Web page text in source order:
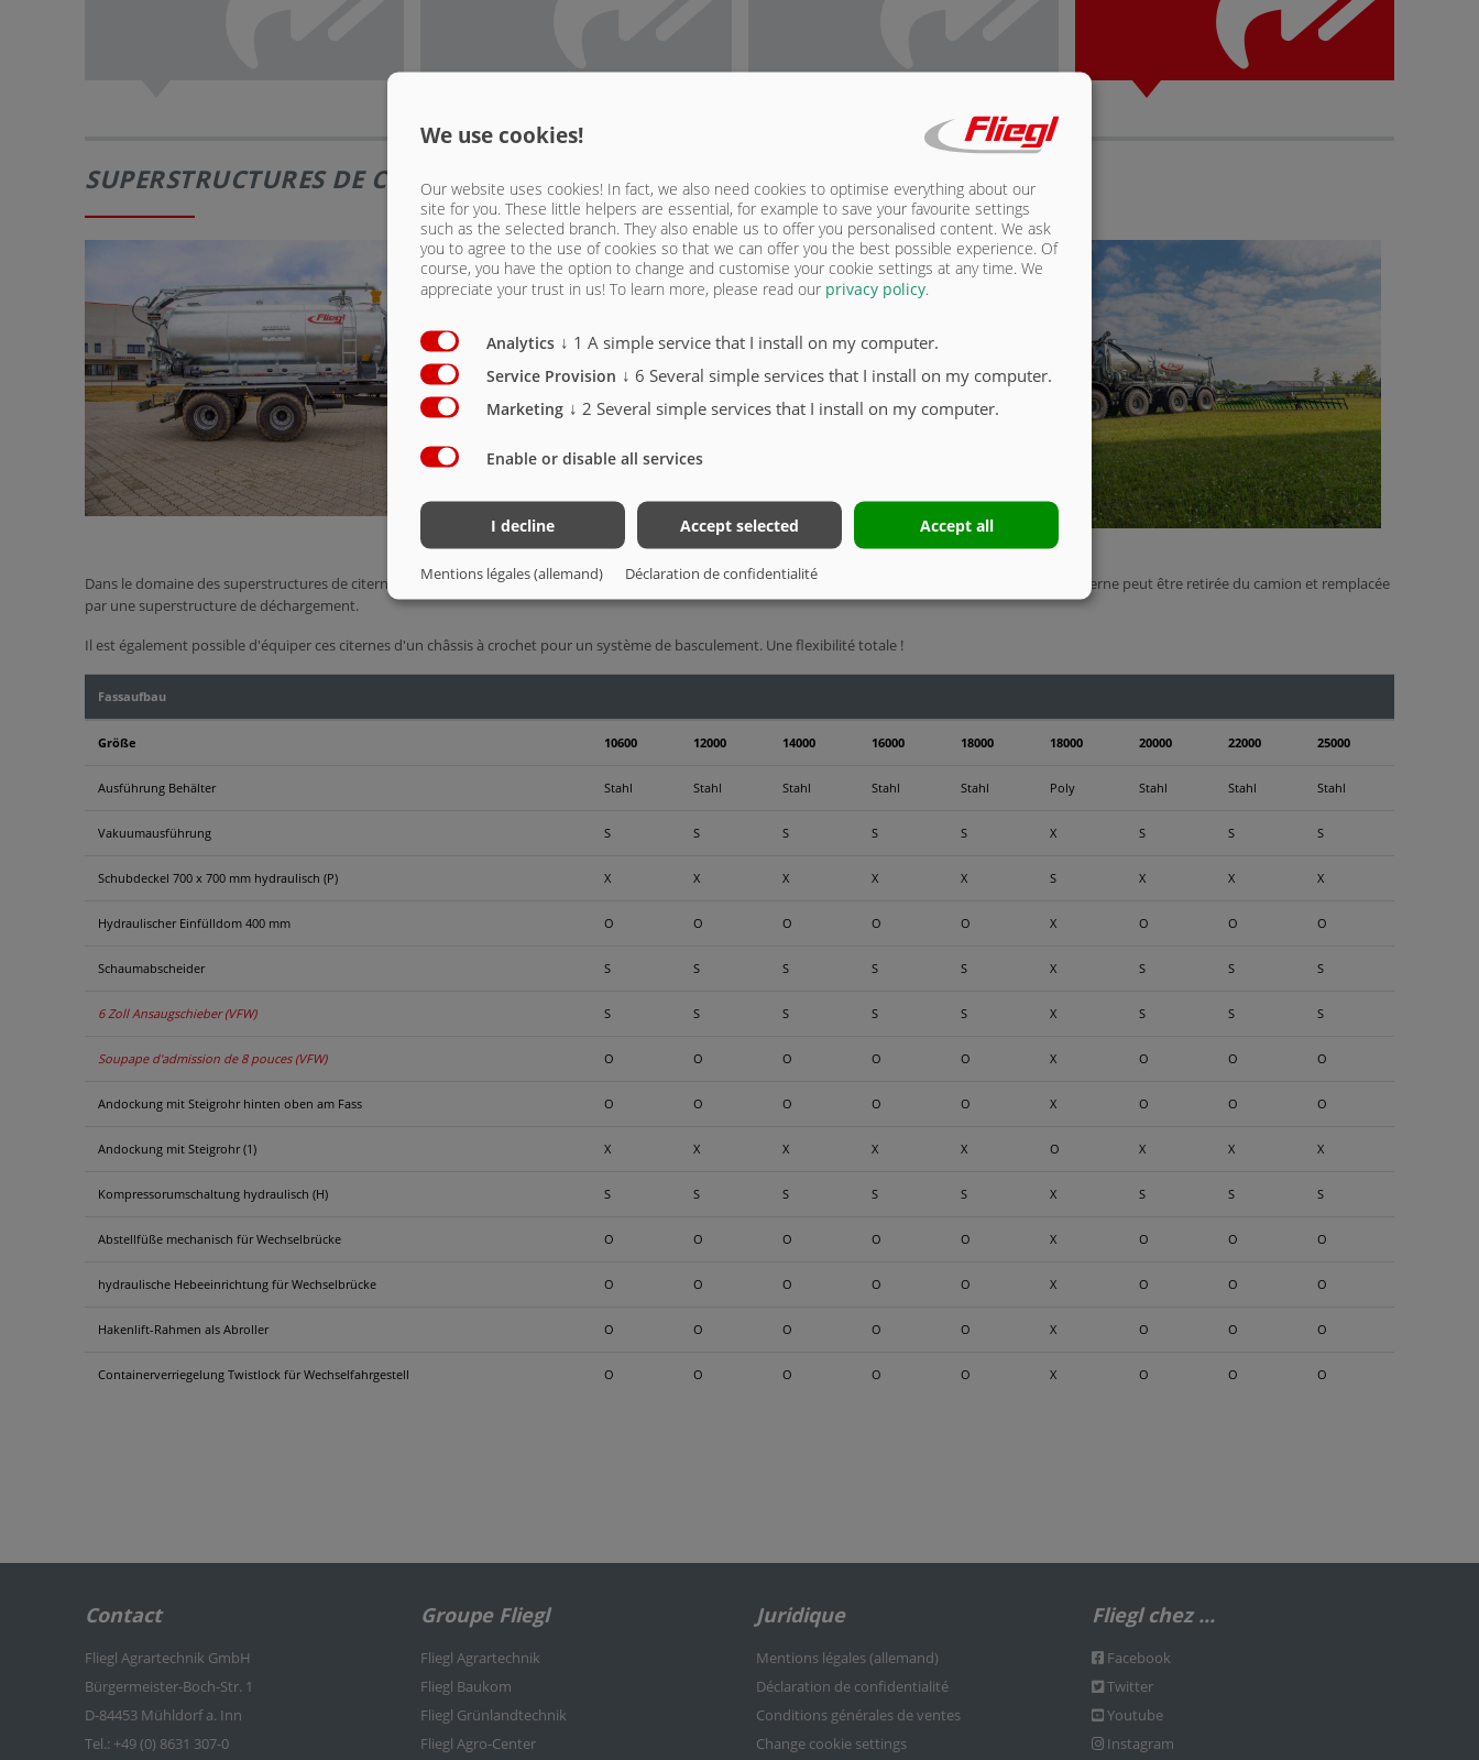
SUPERSTRUCTURES DE CITERNES
Dans le domaine des superstructures de citernes, il est possible de monter directement la citerne sur un camion. Grâce à des pieds de stationnement, la citerne peut être retirée du camion et remplacée
par une superstructure de déchargement.
Il est également possible d'équiper ces citernes d'un châssis à crochet pour un système de basculement. Une flexibilité totale !
Fassaufbau
Größe 10600 12000 14000 16000 18000 18000 20000 22000 25000
Ausführung Behälter Stahl Stahl Stahl Stahl Stahl Poly Stahl Stahl Stahl
Vakuumausführung S S S S S X S S S
Schubdeckel 700 x 700 mm hydraulisch (P) X X X X X S X X X
Hydraulischer Einfülldom 400 mm O O O O O X O O O
Schaumabscheider S S S S S X S S S
6 Zoll Ansaugschieber (VFW) S S S S S X S S S
Soupape d'admission de 8 pouces (VFW) O O O O O X O O O
Andockung mit Steigrohr hinten oben am Fass O O O O O X O O O
Andockung mit Steigrohr (1) X X X X X O X X X
Kompressorumschaltung hydraulisch (H) S S S S S X S S S
Abstellfüße mechanisch für Wechselbrücke O O O O O X O O O
hydraulische Hebeeinrichtung für Wechselbrücke O O O O O X O O O
Hakenlift-Rahmen als Abroller O O O O O X O O O
Containerverriegelung Twistlock für Wechselfahrgestell O O O O O X O O O
Contact
Fliegl Agrartechnik GmbH
Bürgermeister-Boch-Str. 1
D-84453 Mühldorf a. Inn
Tel.: +49 (0) 8631 307-0
Groupe Fliegl
Fliegl Agrartechnik
Fliegl Baukom
Fliegl Grünlandtechnik
Fliegl Agro-Center
Juridique
Mentions légales (allemand)
Déclaration de confidentialité
Conditions générales de ventes
Change cookie settings
Fliegl chez ...
Facebook
Twitter
Youtube
Instagram
We use cookies!
Our website uses cookies! In fact, we also need cookies to optimise everything about our
site for you. These little helpers are essential, for example to save your favourite settings
such as the selected branch. They also enable us to offer you personalised content. We ask
you to agree to the use of cookies so that we can offer you the best possible experience. Of
course, you have the option to change and customise your cookie settings at any time. We
appreciate your trust in us! To learn more, please read our privacy policy.
Analytics ↓ 1 A simple service that I install on my computer.
Service Provision ↓ 6 Several simple services that I install on my computer.
Marketing ↓ 2 Several simple services that I install on my computer.
Enable or disable all services
I decline Accept selected Accept all
Mentions légales (allemand) Déclaration de confidentialité